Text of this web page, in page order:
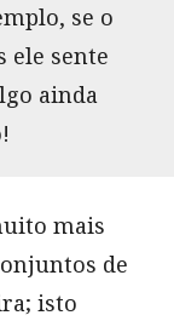
se o
ele sente
ainda
mais
de
isto